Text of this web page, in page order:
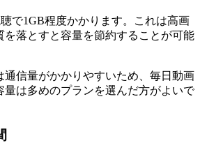
で1GB程度かかります。これは高画
を落とすと容量を節約することが可能
通信量がかかりやすいため、毎日動画
量は多めのプランを選んだ方がよいで